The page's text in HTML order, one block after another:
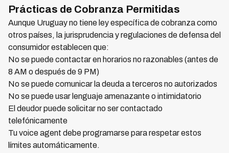
Prácticas de Cobranza Permitidas
Aunque Uruguay no tiene ley específica de cobranza como
otros países, la jurisprudencia y regulaciones de defensa del
consumidor establecen que:
No se puede contactar en horarios no razonables (antes de
8 AM o después de 9 PM)
No se puede comunicar la deuda a terceros no autorizados
No se puede usar lenguaje amenazante o intimidatorio
El deudor puede solicitar no ser contactado
telefónicamente
Tu voice agent debe programarse para respetar estos
límites automáticamente.